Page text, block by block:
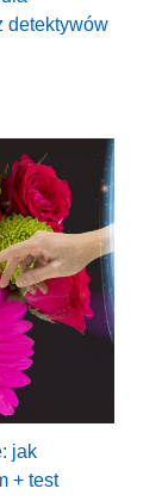
detektywów
jak
+ test